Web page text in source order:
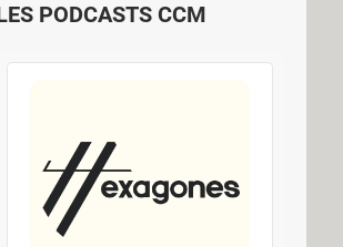
PODCASTS CCM